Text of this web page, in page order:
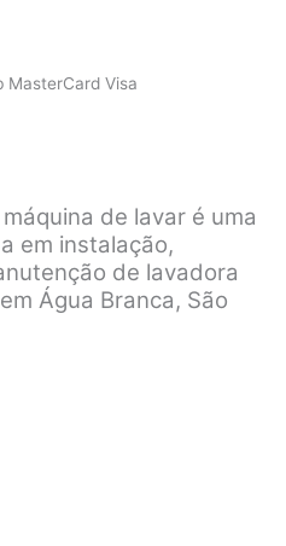
MasterCard Visa
de lavar é uma
em instalação,
de lavadora
Água Branca, São